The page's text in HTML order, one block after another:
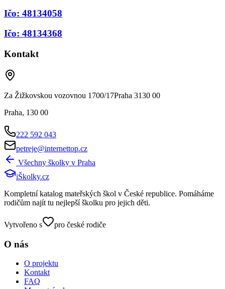
Ičo: 48134058
Ičo: 48134368
Kontakt
Za Žižkovskou vozovnou 1700/17Praha 3130 00
Praha, 130 00
222 592 043
petreje@internettop.cz
Všechny školky v Praha
iŠkolky.cz
Kompletní katalog mateřských škol v České republice. Pomáháme
rodičům najít tu nejlepší školku pro jejich děti.
Vytvořeno s pro české rodiče
O nás
O projektu
Kontakt
FAQ